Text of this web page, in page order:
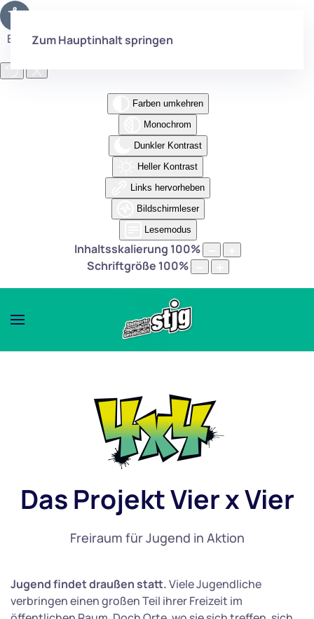
Eingabehilfen öffnen
Farben umkehren
Monochrom
Dunkler Kontrast
Heller Kontrast
Links hervorheben
Bildschirmleser
Lesemodus
Inhaltsskalierung 100%
Schriftgröße 100%
Zum Hauptinhalt springen
Das Projekt Vier x Vier
Freiraum für Jugend in Aktion
Jugend findet draußen statt.Viele Jugendliche
verbringen einen großen Teil ihrer Freizeit im